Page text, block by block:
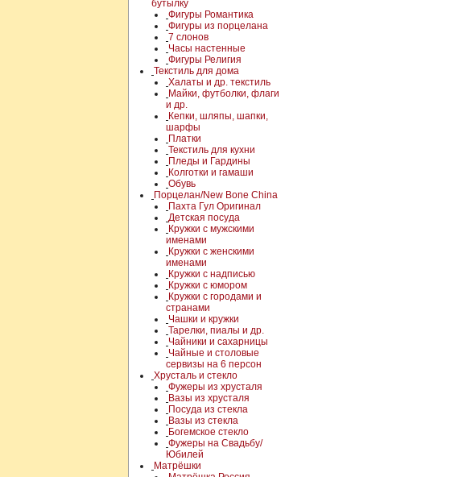
бутылку
Фигуры Романтика
Фигуры из порцелана
7 слонов
Часы настенные
Фигуры Религия
Текстиль для дома
Халаты и др. текстиль
Майки, футболки, флаги
и др.
Кепки, шляпы, шапки,
шарфы
Платки
Текстиль для кухни
Пледы и Гардины
Колготки и гамаши
Обувь
Порцелан/New Bone China
Пахта Гул Оригинал
Детская посуда
Кружки с мужскими
именами
Кружки с женскими
именами
Кружки с надписью
Кружки с юмором
Кружки с городами и
странами
Чашки и кружки
Тарелки, пиалы и др.
Чайники и сахарницы
Чайные и столовые
сервизы на 6 персон
Хрусталь и стекло
Фужеры из хрусталя
Вазы из хрусталя
Посуда из стекла
Вазы из стекла
Богемское стекло
Фужеры на Свадьбу/
Юбилей
Матрёшки